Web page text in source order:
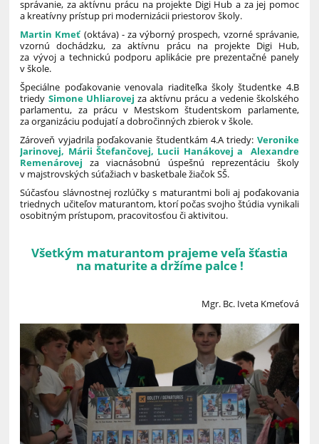
správanie, za aktívnu prácu na projekte Digi Hub a za jej pomoc
a kreatívny prístup pri modernizácii priestorov školy.
Martin Kmeť (oktáva) - za výborný prospech, vzorné správanie,
vzornú dochádzku, za aktívnu prácu na projekte Digi Hub,
za vývoj a technickú podporu aplikácie pre prezentačné panely
v škole.
Špeciálne poďakovanie venovala riaditeľka školy študentke 4.B
triedy Simone Uhliarovej za aktívnu prácu a vedenie školského
parlamentu, za prácu v Mestskom študentskom parlamente,
za organizáciu podujatí a dobročinných zbierok v škole.
Zároveň vyjadrila poďakovanie študentkám 4.A triedy: Veronike
Jarinovej, Márii Štefančovej, Lucii Hanákovej a Alexandre
Remenárovej za viacnásobnú úspešnú reprezentáciu školy
v majstrovských súťažiach v basketbale žiačok SŠ.
Súčasťou slávnostnej rozlúčky s maturantmi boli aj poďakovania
triednych učiteľov maturantom, ktorí počas svojho štúdia vynikali
osobitným prístupom, pracovitosťou či aktivitou.
Všetkým maturantom prajeme veľa šťastia
na maturite a držíme palce !
Mgr. Bc. Iveta Kmeťová